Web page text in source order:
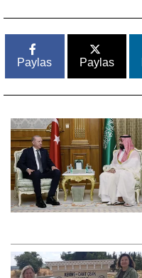
Paylas Paylas